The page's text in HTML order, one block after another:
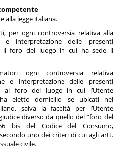
alla legge italiana.
per ogni controversia relativa alla
e interpretazione delle presenti
il foro del luogo in cui ha sede il
ogni controversia relativa
e interpretazione delle presenti
al foro del luogo in cui l’Utente
eletto domicilio, se ubicati nel
salva la facoltà per l’Utente
diverso da quello del ”foro del
bis del Codice del Consumo,
uno dei criteri di cui agli artt.
civile.